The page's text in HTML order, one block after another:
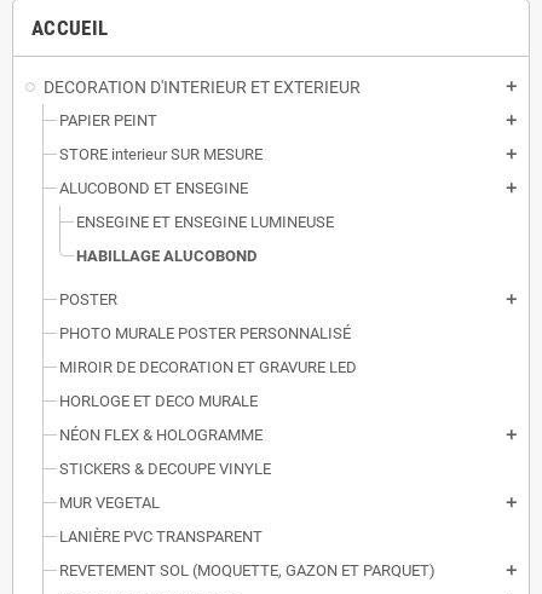
ACCUEIL
DECORATION D'INTERIEUR ET EXTERIEUR add
PAPIER PEINT add
STORE interieur SUR MESURE add
ALUCOBOND ET ENSEGINE add
ENSEGINE ET ENSEGINE LUMINEUSE
HABILLAGE ALUCOBOND
POSTER add
PHOTO MURALE POSTER PERSONNALISÉ
MIROIR DE DECORATION ET GRAVURE LED
HORLOGE ET DECO MURALE
NÉON FLEX & HOLOGRAMME
add
STICKERS & DECOUPE VINYLE
MUR VEGETAL
add
LANIÈRE PVC TRANSPARENT
REVETEMENT SOL (MOQUETTE, GAZON ET PARQUET)
add